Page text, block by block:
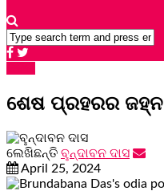
ଶେଷ ପ୍ରହରର ଜହ୍ନ
ଲେଖିଛନ୍ତି ବୢନ୍ଦାବନ ଦାସ
April 25, 2024